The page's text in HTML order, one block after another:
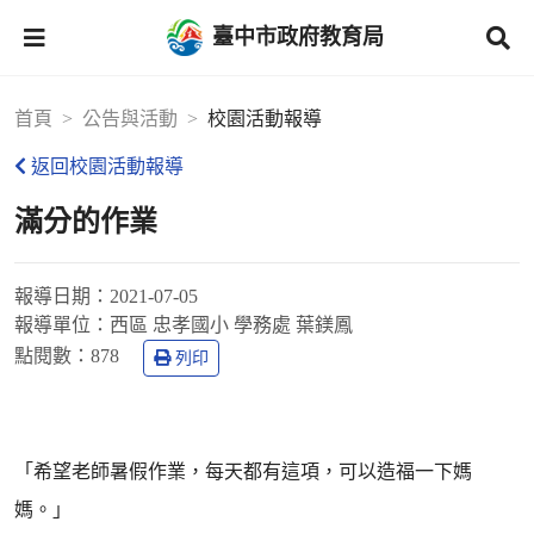
臺中市政府教育局
首頁 公告與活動 校園活動報導
返回校園活動報導
滿分的作業
報導日期： 2021-07-05
報導單位： 西區 忠孝國小 學務處 葉鎂鳳
點閱數： 878 列印
「希望老師暑假作業，每天都有這項，可以造福一下媽
媽。」